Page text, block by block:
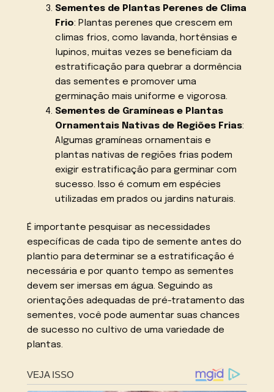
Sementes de Plantas Perenes de Clima
Frio: Plantas perenes que crescem em
climas frios, como lavanda, hortênsias e
lupinos, muitas vezes se beneficiam da
estratificação para quebrar a dormência
das sementes e promover uma
germinação mais uniforme e vigorosa.
Sementes de Gramíneas e Plantas
Ornamentais Nativas de Regiões Frias:
Algumas gramíneas ornamentais e
plantas nativas de regiões frias podem
exigir estratificação para germinar com
sucesso. Isso é comum em espécies
utilizadas em prados ou jardins naturais.
É importante pesquisar as necessidades
específicas de cada tipo de semente antes do
plantio para determinar se a estratificação é
necessária e por quanto tempo as sementes
devem ser imersas em água. Seguindo as
orientações adequadas de pré-tratamento das
sementes, você pode aumentar suas chances
de sucesso no cultivo de uma variedade de
plantas.